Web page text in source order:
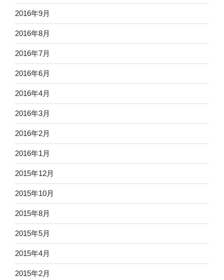
2016年9月
2016年8月
2016年7月
2016年6月
2016年4月
2016年3月
2016年2月
2016年1月
2015年12月
2015年10月
2015年8月
2015年5月
2015年4月
2015年2月